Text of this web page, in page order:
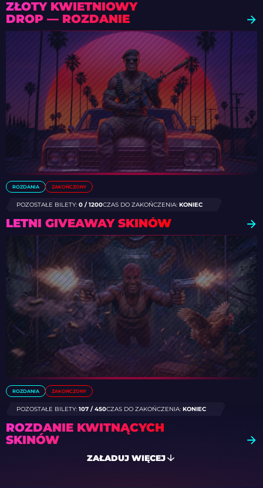
ZŁOTY KWIETNIOWY
DROP — ROZDANIE
ROZDANIA ZAKOŃCZONY
POZOSTAŁE BILETY: 0 / 1200CZAS DO ZAKOŃCZENIA: KONIEC
LETNI GIVEAWAY SKINÓW
ROZDANIA ZAKOŃCZONY
POZOSTAŁE BILETY: 107 / 450CZAS DO ZAKOŃCZENIA: KONIEC
ROZDANIE KWITNĄCYCH
SKINÓW
ZAŁADUJ WIĘCEJ